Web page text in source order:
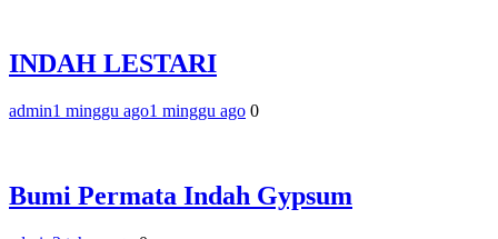
INDAH LESTARI
admin1 minggu ago1 minggu ago 0
Bumi Permata Indah Gypsum